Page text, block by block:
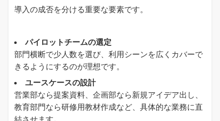
導入の成否を分ける重要な要素です。
パイロットチームの選定
部門横断で少人数を選び、利用シーンを広くカバーで
きるようにするのが理想です。
ユースケースの設計
営業部なら提案資料、企画部なら新規アイデア出し、
教育部門なら研修用教材作成など、具体的な業務に直
結させます。